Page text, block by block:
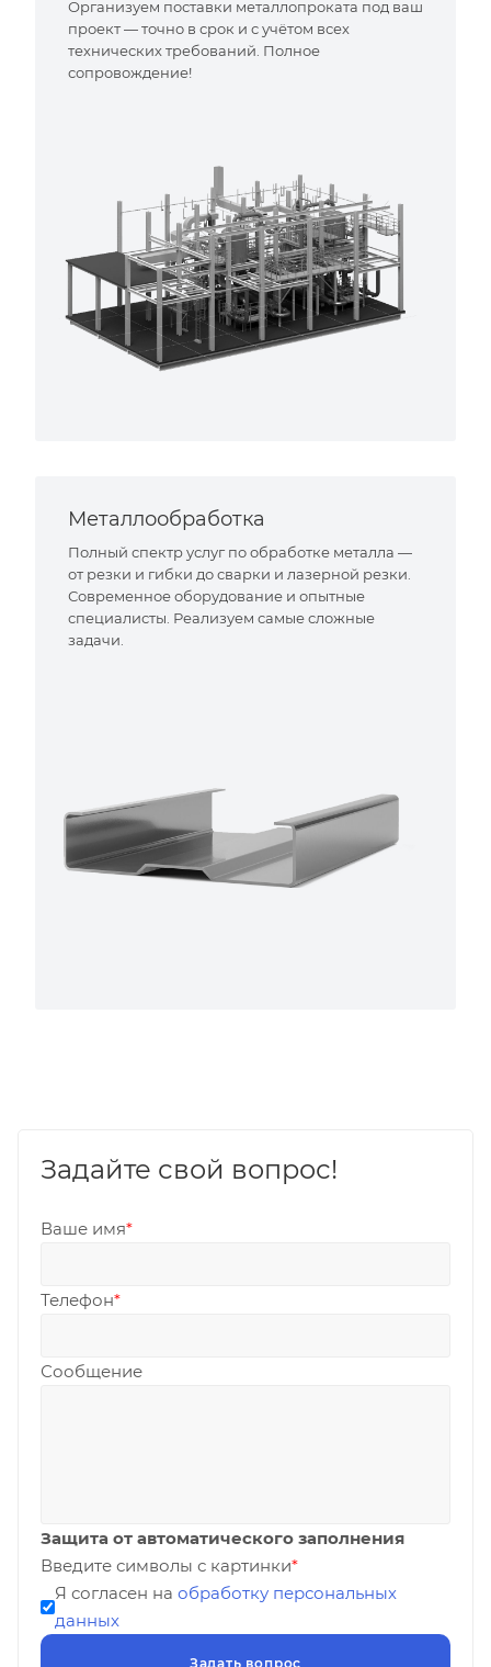
Организуем поставки металлопроката под ваш
проект — точно в срок и с учётом всех
технических требований. Полное
сопровождение!
Металлообработка
Полный спектр услуг по обработке металла —
от резки и гибки до сварки и лазерной резки.
Современное оборудование и опытные
специалисты. Реализуем самые сложные
задачи.
Задайте свой вопрос!
Ваше имя*
Телефон*
Сообщение
Защита от автоматического заполнения
Введите символы с картинки*
Я согласен на обработку персональных
данных